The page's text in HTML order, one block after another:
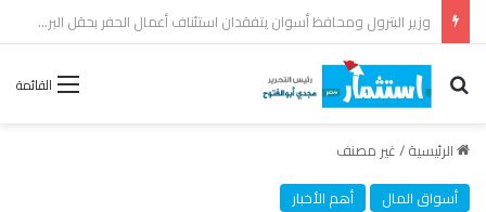
رئيس القابضة للبتروكيماويات يتفقد مصنع ووتك لإنتاج الواح MDF الخشبية من قش الأرز
القائمة بحث عن
الرئيسية/غير مصنف
أسواق المال
أهم الأخبار